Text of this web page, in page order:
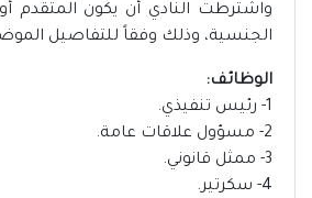
واشترطت النادي أن يكون المتقدم
الجنسية، وذلك وفقاً للتفاصيل
الوظائف:
1- رئيس تنفيذي.
2- ⁠مسؤول علاقات عامة.
3- ⁠ممثل قانوني.
4- ⁠سكرتير.